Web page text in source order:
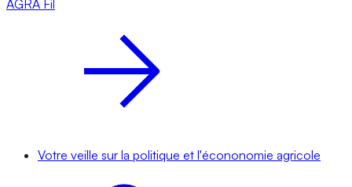
AGRA Fil
Votre veille sur la politique et l'écononomie agricole